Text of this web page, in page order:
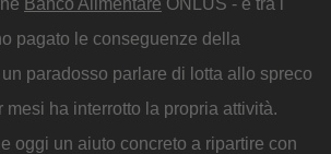
Banco Alimentare ONLUS - è tra i
pagato le conseguenze della
paradosso parlare di lotta allo spreco
mesi ha interrotto la propria attività.
oggi un aiuto concreto a ripartire con